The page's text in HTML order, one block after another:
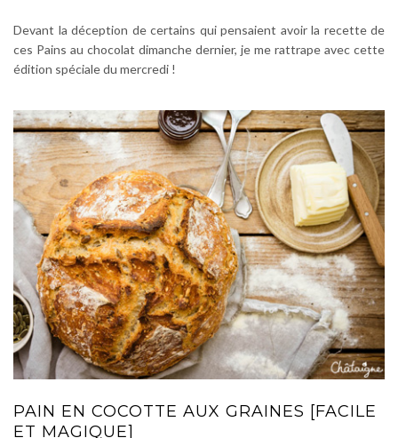
Devant la déception de certains qui pensaient avoir la recette de
ces Pains au chocolat dimanche dernier, je me rattrape avec cette
édition spéciale du mercredi !
PAIN EN COCOTTE AUX GRAINES [FACILE
ET MAGIQUE]